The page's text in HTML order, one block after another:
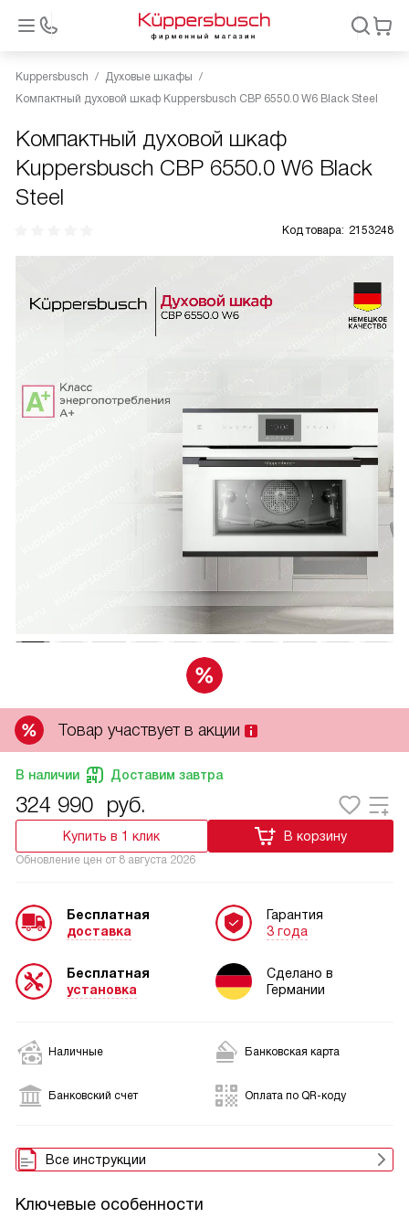
Kuppersbusch
Духовые шкафы
Компактный духовой шкаф Kuppersbusch CBP 6550.0 W6 Black Steel
Компактный духовой шкаф
Kuppersbusch CBP 6550.0 W6 Black
Steel
Код товара: 2153248
Товар участвует в акции
В наличии Доставим завтра
324 990 руб.
Купить в 1 клик В корзину
Обновление цен от 8 августа 2026
Бесплатная
доставка
Бесплатная
установка
Гарантия
3 года
Сделано в
Германии
Наличные Банковская карта
Банковский счет Оплата по QR-коду
Все инструкции
Ключевые особенности